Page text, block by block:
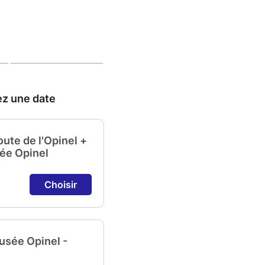
une date
de l'Opinel +
Opinel
Choisir
Opinel -